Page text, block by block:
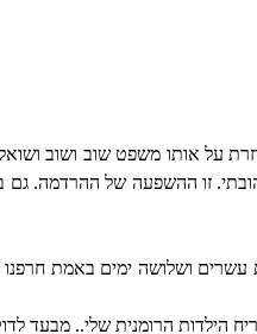
על אותו משפט שוב ושוב
זו ההשפעה של ההרדמה.
ושלושה ימים באמת
הילדות הרומנית שלי.. מבעד